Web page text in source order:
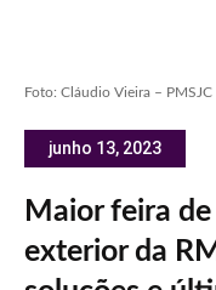
Foto: Cláudio Vieira – PMSJC
junho 13, 2023
Maior feira
exterior da